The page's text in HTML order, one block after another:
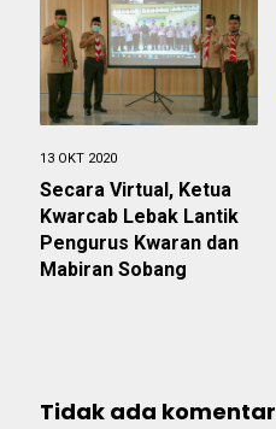
13 OKT 2020
Secara Virtual, Ketua
Kwarcab Lebak Lantik
Pengurus Kwaran dan
Mabiran Sobang
Tidak ada komentar